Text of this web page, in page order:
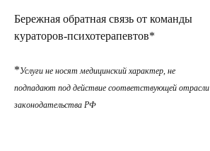
Бережная обратная связь от команды
кураторов-психотерапевтов*
*Услуги не носят медицинский характер, не
подпадают под действие соответствующей отрасли
законодательства РФ